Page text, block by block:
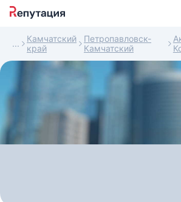
Камчатский
край
Петропавловск-
Камчатский